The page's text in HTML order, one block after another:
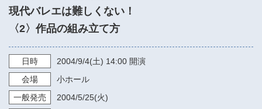
現代バレエは難しくない！
〈2〉作品の組み立て方
日時 2004/9/4(土) 14:00 開演
会場
小ホール
一般発売
2004/5/25(火)